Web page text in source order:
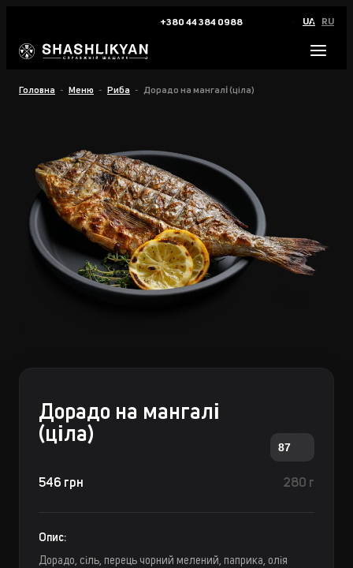
+380 44 384 0988 UA RU
Головна Меню Риба Дорадо на мангалі (цiла)
Дорадо на мангалі
(ціла)
87
546 грн 280 г
Опис:
Дорадо, сіль, перець чорний мелений, паприка, олія